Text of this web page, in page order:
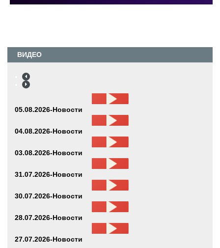
ВИДЕО
05.08.2026-Новости
04.08.2026-Новости
03.08.2026-Новости
31.07.2026-Новости
30.07.2026-Новости
28.07.2026-Новости
27.07.2026-Новости